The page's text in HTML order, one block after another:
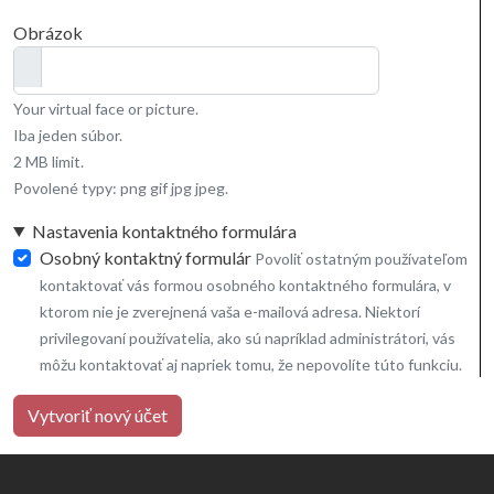
Obrázok
Your virtual face or picture.
Iba jeden súbor.
2 MB limit.
Povolené typy: png gif jpg jpeg.
Nastavenia kontaktného formulára
Osobný kontaktný formulár Povoliť ostatným používateľom
kontaktovať vás formou osobného kontaktného formulára, v
ktorom nie je zverejnená vaša e-mailová adresa. Niektorí
privilegovaní používatelia, ako sú napríklad administrátori, vás
môžu kontaktovať aj napriek tomu, že nepovolíte túto funkciu.
Vytvoriť nový účet